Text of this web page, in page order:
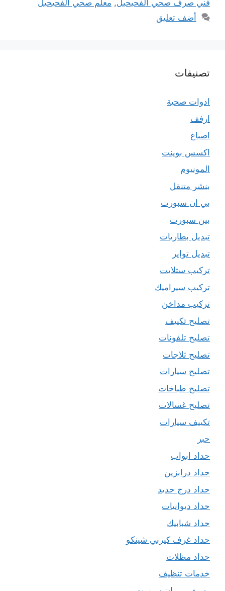
فني صرف صحي الفحيحيل, معلم صحي الفحيحيل
أضف تعليق
تصنيفات
ادوات صحية
ارفف
اصباغ
اكسس بوينت
المونيوم
بنشر متنقل
بي ان سبورت
بين سبورت
تبديل بطاريات
تبديل تواير
تركيب ستلايت
تركيب سيراميك
تركيب مداخن
تصليح تكييف
تصليح تلفونات
تصليح ثلاجات
تصليح سيارات
تصليح طباخات
تصليح غسالات
تكييف سيارات
حبر
حداد ابواب
حداد درابزين
حداد درج حديد
حداد ديوانيات
حداد شبابيك
حداد غرف كيربي شينكو
حداد مظلات
خدمات تنظيف